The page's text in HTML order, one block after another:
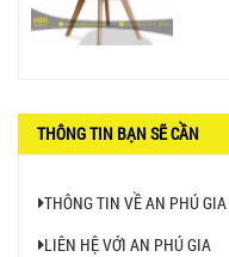
THÔNG TIN BẠN SẼ CẦN
THÔNG TIN VỀ AN PHÚ GIA
LIÊN HỆ VỚI AN PHÚ GIA